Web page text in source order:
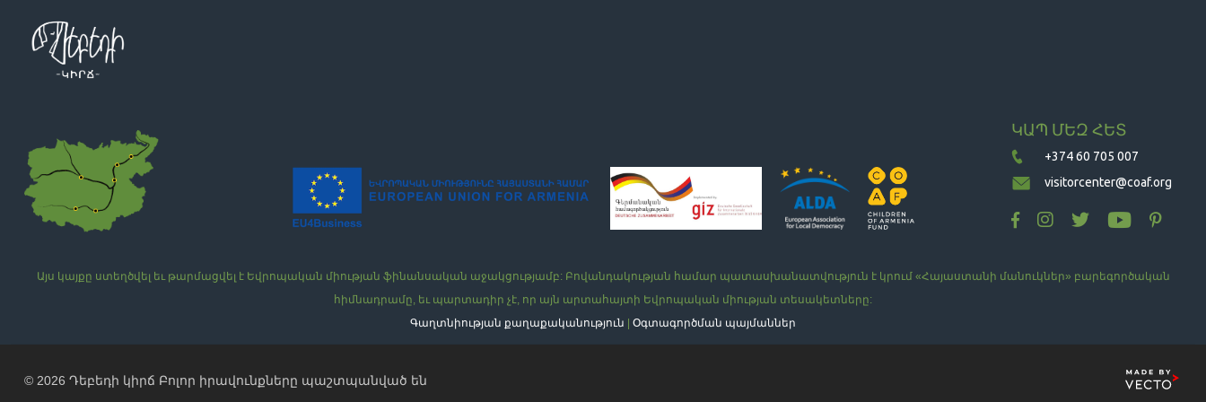
ԿԱՊ ՄԵԶ ՀԵՏ
+374 60 705 007
visitorcenter@coaf.org
Այս կայքը ստեղծվել եւ թարմացվել է Եվրոպական միության ֆինանսական աջակցությամբ: Բովանդակության համար պատասխանատվություն է կրում «Հայաստանի մանուկներ» բարեգործական
հիմնադրամը, եւ պարտադիր չէ, որ այն արտահայտի Եվրոպական միության տեսակետները:
Գաղտնիության քաղաքականություն
Օգտագործման պայմաններ
© 2026 Դեբեդի կիրճ Բոլոր իրավունքները պաշտպանված են